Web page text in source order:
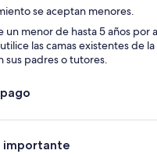
se aceptan menores.
un menor de hasta 5 años por
las camas existentes de
sus padres o tutores.
importante